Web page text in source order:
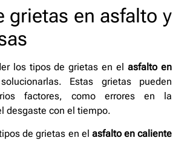
grietas en asfalto y
los tipos de grietas en elasfalto en
Estas grietas pueden
factores, como errores en la
desgaste con el tiempo.
de grietas en el asfalto en caliente